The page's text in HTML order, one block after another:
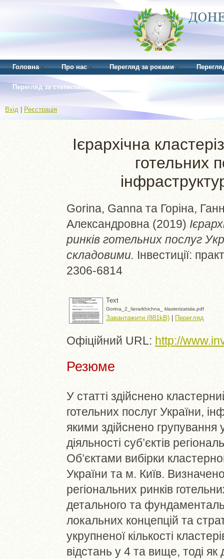
Головна Про нас Перегляд за роками
Перегляд за статистикою
Вхід Реєстрація
Ієрархічна
готельних
Gorina, Ganna та Горіна,
Александровна (2019)
ринків готельних послуг
складовими. Інвестиції:
2306-6814
Text
Gorina_2_Iierarkhichna_ klasterizatsiia.pdf
Завантажити (881kB) | Перегляд
Офіційний URL: http://
Резюме
У статті здійснено
готельних послуг України,
якими здійснено
діяльності суб’єктів
Об’єктами вибірки
України та м. Київ.
регіональних ринків
детального та
локальних концепцій та
укрупненої кількості
відстань у 4 та вище, тоді